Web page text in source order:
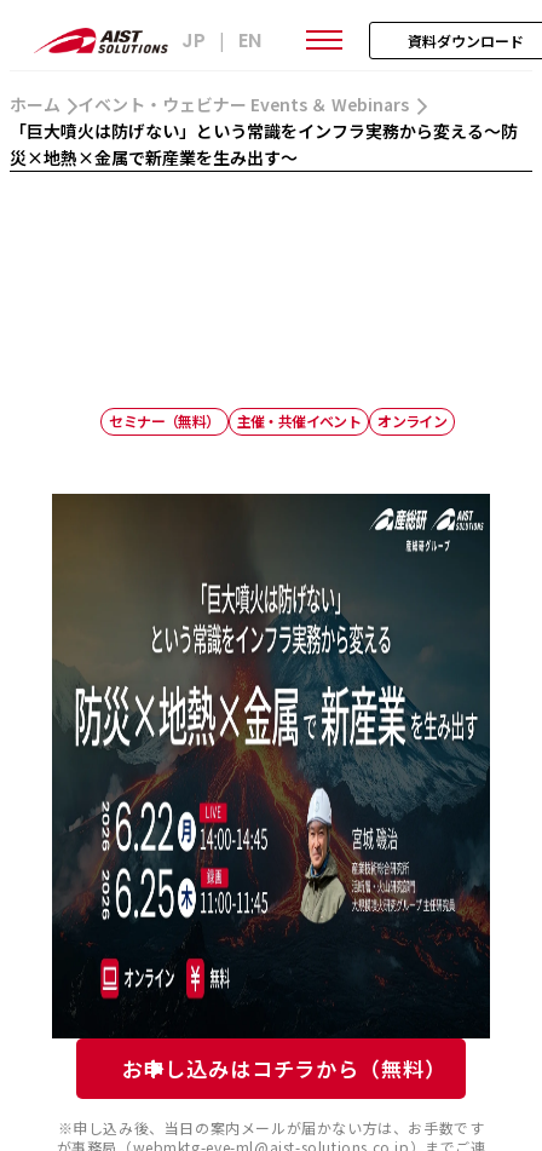
JP | EN 資料ダウンロード
ホーム
イベント・ウェビナー Events ＆ Webinars
「巨大噴火は防げない」という常識をインフラ実務から変える～防
災×地熱×金属で新産業を生み出す～
セミナー（無料） 主催・共催イベント オンライン
お申し込みはコチラから（無料）
※申し込み後、当日の案内メールが届かない方は、お手数です